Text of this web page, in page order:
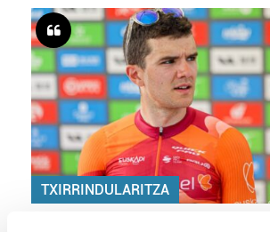
TXIRRINDULARITZA